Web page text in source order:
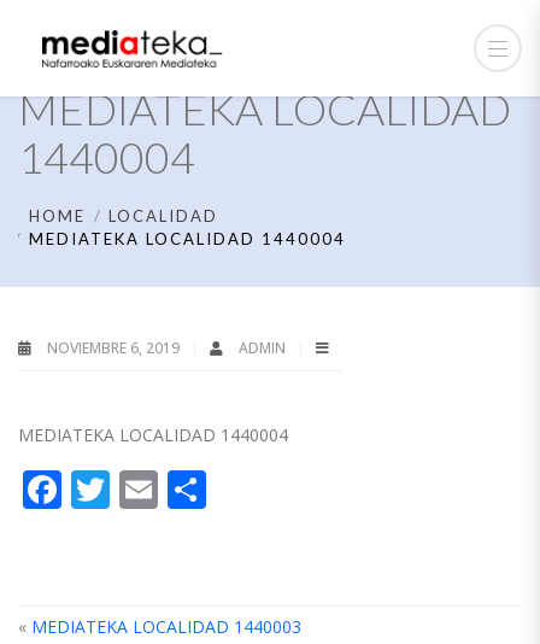
MEDIATEKA LOCALIDAD
1440004
HOME
LOCALIDAD
MEDIATEKA LOCALIDAD 1440004
NOVIEMBRE 6, 2019 ADMIN
MEDIATEKA LOCALIDAD 1440004
Facebook
Twitter
Email
« MEDIATEKA LOCALIDAD 1440003